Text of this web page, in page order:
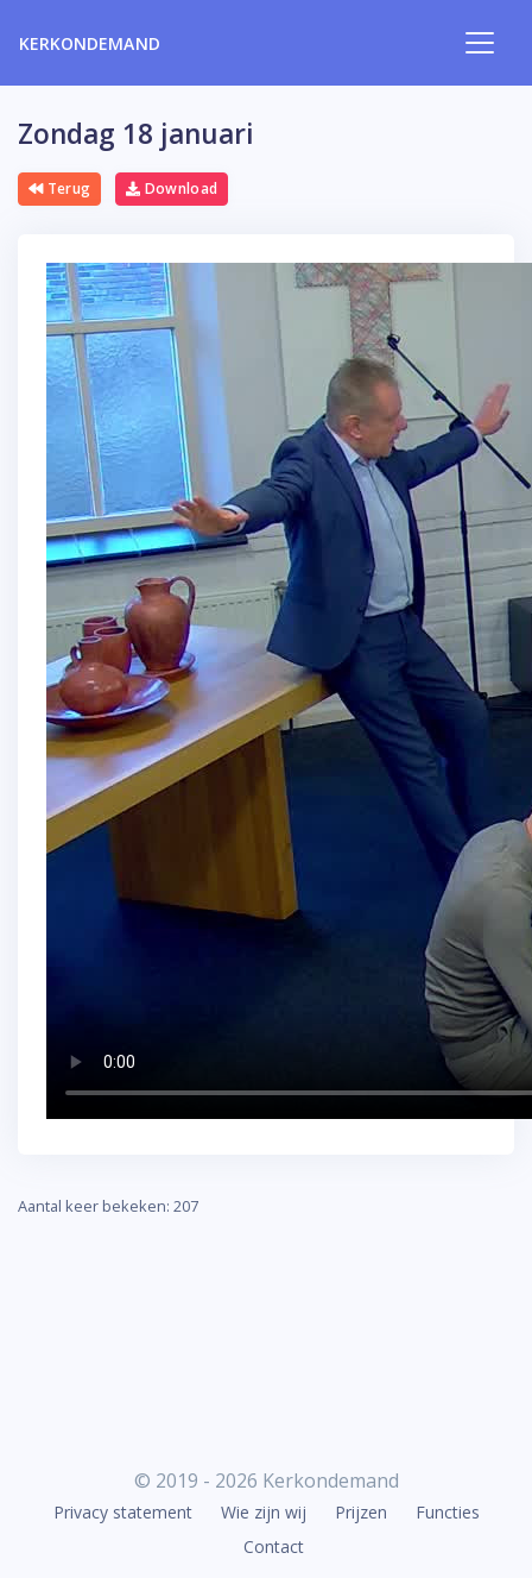
KERKONDEMAND
Zondag 18 januari
Terug Download
Aantal keer bekeken: 207
© 2019 - 2026 Kerkondemand
Privacy statement Wie zijn wij Prijzen
Functies
Contact